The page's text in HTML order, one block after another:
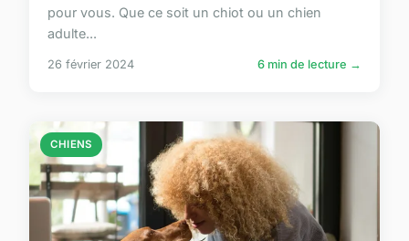
pour vous. Que ce soit un chiot ou un chien
adulte...
26 février 2024 6 min de lecture →
CHIENS